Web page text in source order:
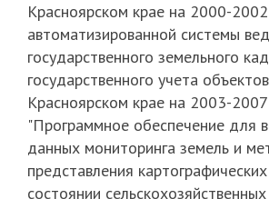
Красноярском крае на 2000-
автоматизированной системы
государственного земельного
государственного учета
Красноярском крае на 2003-
"Программное обеспечение для
данных мониторинга земель и
представления
состоянии